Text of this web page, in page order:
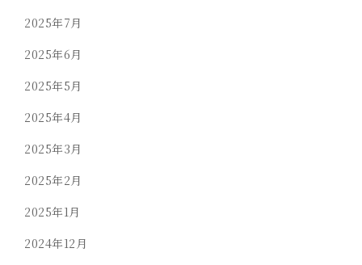
2025年7月
2025年6月
2025年5月
2025年4月
2025年3月
2025年2月
2025年1月
2024年12月